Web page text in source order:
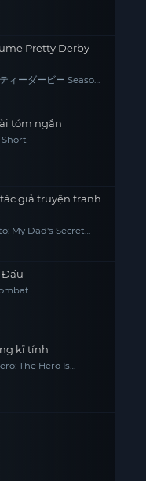
Pretty Derby
ィーダービー Season
tóm ngắn
giả truyện tranh
My Dad's Secret
Đấu
kĩ tính
The Hero Is